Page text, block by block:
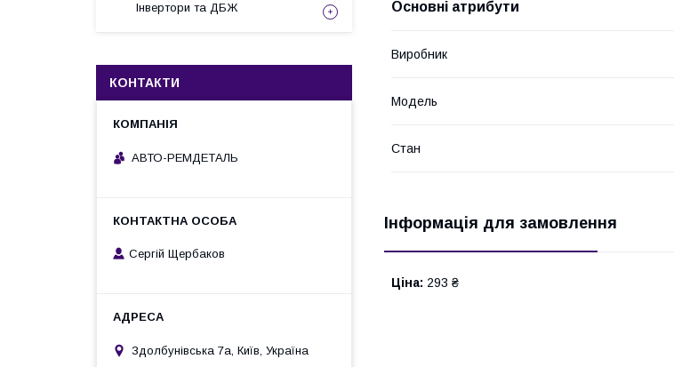
Основні атрибути
Виробник
Модель
Стан
Інформація для замовлення
Ціна: 293 ₴
Інвертори та ДБЖ
КОНТАКТИ
АВТО-РЕМДЕТАЛЬ
Сергій Щербаков
Здолбунівська 7а, Київ, Україна